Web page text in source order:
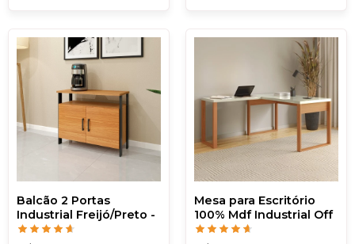
Balcão 2 Portas
Industrial Freijó/Preto -
Dalla Costa
Mesa para Escritório
100% Mdf Industrial Off
White/Freijó - Dalla